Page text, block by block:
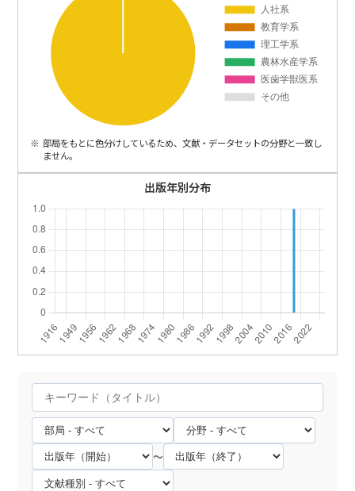
部局をもとに色分けしているため、文献・データセットの分野と一致し
ません。
出版年別分布
～